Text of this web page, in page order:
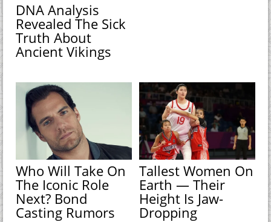
DNA Analysis
Revealed The Sick
Truth About
Ancient Vikings
Who Will Take On
The Iconic Role
Next? Bond
Casting Rumors
Tallest Women On
Earth — Their
Height Is Jaw-
Dropping